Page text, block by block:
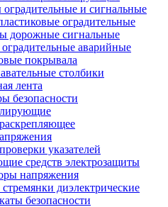
и сигнальные
оградительные
дорожные сигнальные
аварийные
покрывала
столбики
лента
безопасности
указателей
средств электрозащиты
напряжения
диэлектрические
безопасности